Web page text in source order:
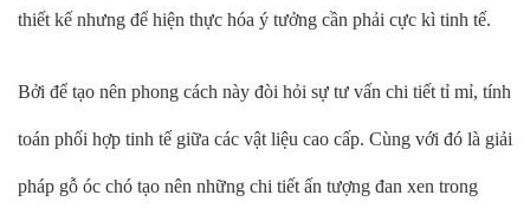
thiết kế nhưng để hiện thực hóa ý tưởng cần phải cực kì tinh tế.
Bởi để tạo nên phong cách này đòi hỏi sự tư vấn chi tiết tỉ mỉ, tính
toán phối hợp tinh tế giữa các vật liệu cao cấp. Cùng với đó là giải
pháp gỗ óc chó tạo nên những chi tiết ấn tượng đan xen trong